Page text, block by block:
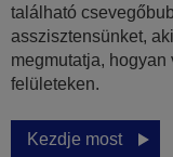
található
asszisztensünket,
megmutatja,
felületeken.
Kezdje most